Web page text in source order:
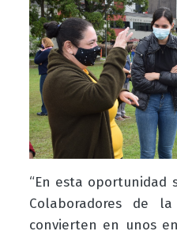
“En esta oportunidad
Colaboradores de
convierten en unos